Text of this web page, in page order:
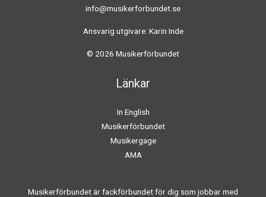
info@musikerforbundet.se
Ansvarig utgivare: Karin Inde
© 2026 Musikerförbundet
Länkar
In English
Musikerförbundet
Musikergage
AMA
Musikerförbundet är fackförbundet för dig som jobbar med